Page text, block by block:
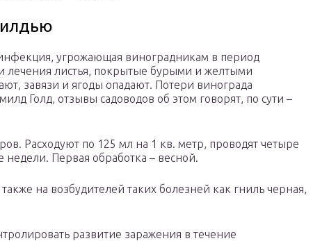
угрожающая виноградникам в период
лечения листья, покрытые бурыми и желтыми
завязи и ягоды опадают. Потери винограда
Голд, отзывы садоводов об этом говорят, по сути –
Расходуют по 125 мл на 1 кв. метр, проводят четыре
Первая обработка – весной.
на возбудителей таких болезней как гниль черная,
развитие заражения в течение